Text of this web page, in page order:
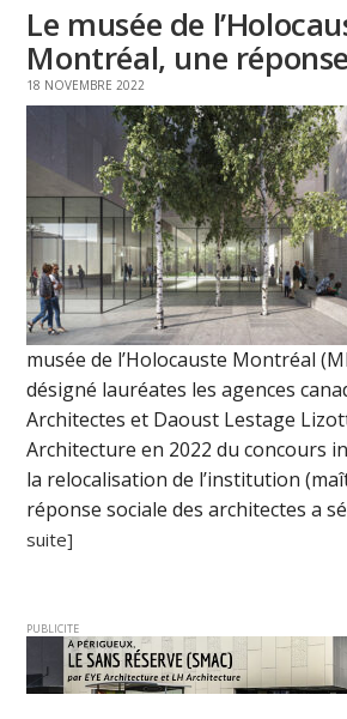
Le musée de
Montréal, une
18 NOVEMBRE 2022
musée de l’Holocauste Montréal
désigné lauréates les agences
Architectes et Daoust Lestage
Architecture en 2022 du concours
la relocalisation de l’institution
réponse sociale des architectes a
suite]
PUBLICITE